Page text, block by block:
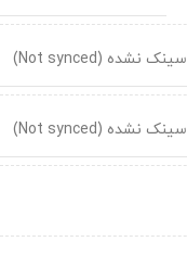
سینک نشده (Not synced)
سینک نشده (Not synced)